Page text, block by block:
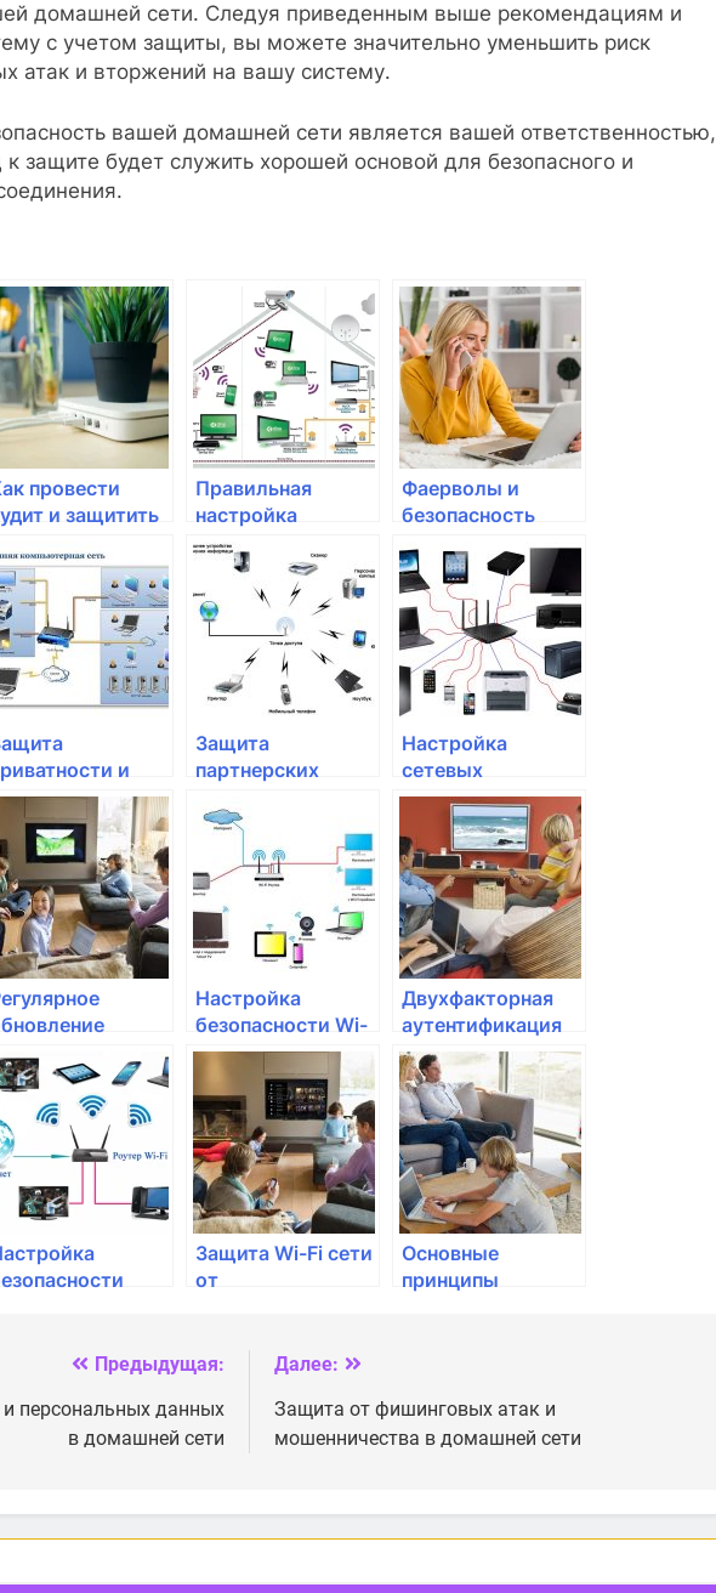
домашней сети. Следуя приведенным выше рекомендациям и
с учетом защиты, вы можете значительно уменьшить риск
атак и вторжений на вашу систему.
вашей домашней сети является вашей ответственностью,
защите будет служить хорошей основой для безопасного и
провести
и защитить
и
Правильная
настройка
сетевых портов на
роутере
Фаерволы и
безопасность
сети: различные
подходы
и
данных в
сети
Защита
партнерских
устройств от
кибератак
Настройка
сетевых
параметров в
Windows
для
устранения
Настройка
безопасности Wi-
Fi сети: советы и
рекомендации
Двухфакторная
аутентификация
для повышения
безопасности
Защита Wi-Fi сети
от
Основные
принципы
Предыдущая:
персональных данных
в домашней сети
Далее:
Защита от фишинговых атак и
мошенничества в домашней сети